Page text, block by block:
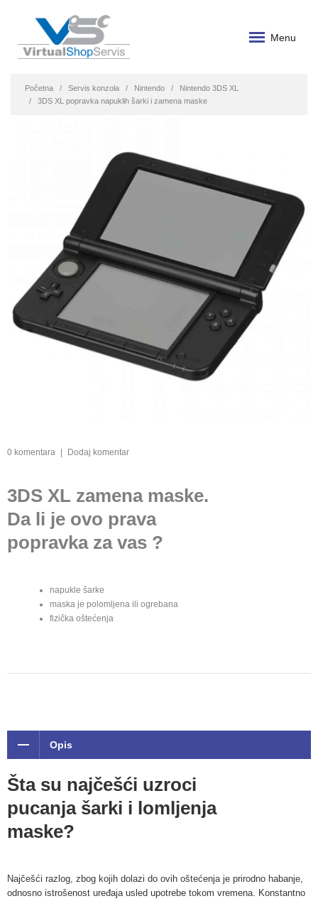
Menu
Početna Servis konzola Nintendo
Nintendo 3DS XL
3DS XL popravka napuklih šarki i zamena maske
0 komentara Dodaj komentar
3DS XL zamena maske.
Da li je ovo prava
popravka za vas ?
napukle šarke
maska je polomljena ili ogrebana
fizička oštećenja
Opis
Šta su najčešći uzroci
pucanja šarki i lomljenja
maske?
Najčešći razlog, zbog kojih dolazi do ovih oštećenja je prirodno habanje,
odnosno istrošenost uređaja usled upotrebe tokom vremena. Konstantno